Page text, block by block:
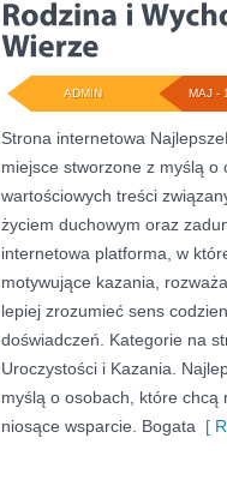
MAJ -
ADMIN
Strona internetowa
miejsce stworzone z myślą
wartościowych treści
życiem duchowym oraz
internetowa platforma, w
motywujące kazania,
lepiej zrozumieć sens
doświadczeń. Kategorie na
Uroczystości i Kazania.
myślą o osobach, które chcą
niosące wsparcie. Bogata [